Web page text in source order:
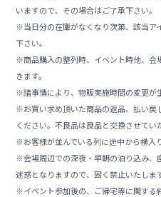
いますので、その場合はご了承下さい。
※当日分の在庫がなくなり次第、該当ア
下さい。
※商品購入の整列時、イベント時他、会
きます。
※諸事情により、物販実施時間の変更が
※お買い求め頂いた商品の返品、払い戻
ください。不良品は良品と交換させてい
※お客様が並んでいる列に途中から横入
※会場周辺での深夜・早朝の泊り込み、
迷惑となりますので、固く禁止いたします
※イベント参加後の、ご帰宅等に関する